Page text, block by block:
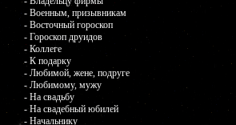
- Военным, призывникам
- Восточный гороскоп
- Гороскоп друидов
- Коллеге
- К подарку
- Любимой, жене, подруге
- Любимому, мужу
- На свадьбу
- На свадебный юбилей
- Начальнику